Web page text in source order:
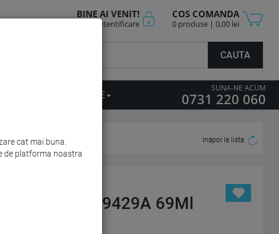
BINE AI VENIT!
Autentificare
COS COMANDA
0 produse | 0,00 lei
CAUTA
PERSONALIZARE
SUNA-NE ACUM
0731 220 060
URMATOR inapoi la lista
Nr.85 C9429A 69Ml
cat mai buna.
de platforma noastra